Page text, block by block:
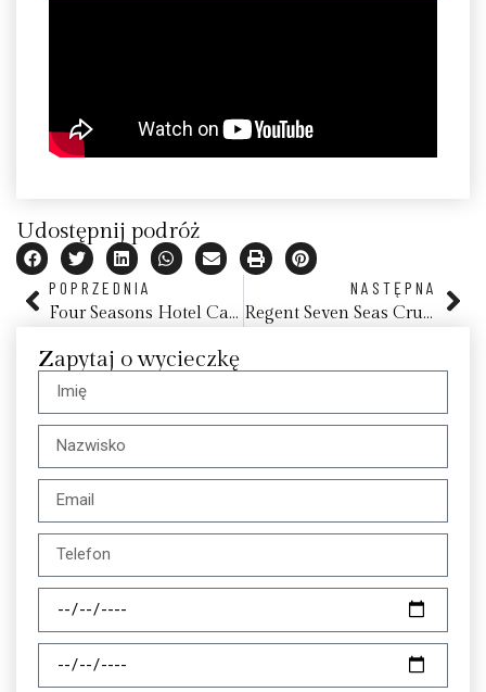
Udostępnij podróż
POPRZEDNIA
Four Seasons Hotel Casa Medina Bogota
NASTĘPNA
Regent Seven Seas Cruises – All-inclusive Luxury Cruises
Zapytaj o wycieczkę